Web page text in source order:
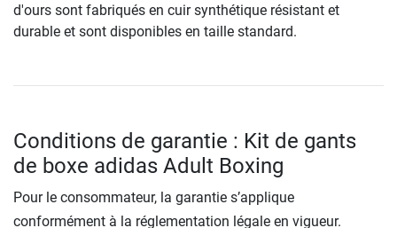
d'ours sont fabriqués en cuir synthétique résistant et
durable et sont disponibles en taille standard.
Conditions de garantie : Kit de gants
de boxe adidas Adult Boxing
Pour le consommateur, la garantie s’applique
conformément à la réglementation légale en vigueur.